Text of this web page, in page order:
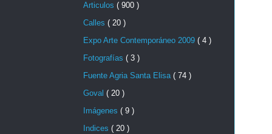
Articulos ( 900 )
Calles ( 20 )
Expo Arte Contemporáneo 2009 ( 4 )
Fotografías ( 3 )
Fuente Agria Santa Elisa ( 74 )
Goval ( 20 )
Imágenes ( 9 )
Indices ( 20 )